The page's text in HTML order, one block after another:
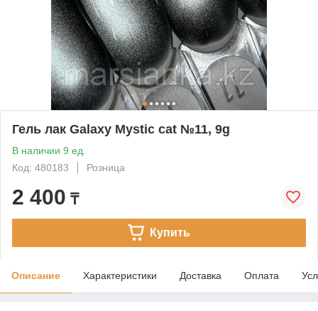
Гель лак Galaxy Mystic cat №11, 9g
В наличии 9 ед.
Код: 480183
Розница
2 400 ₸
Купить
Описание Характеристики Доставка Оплата